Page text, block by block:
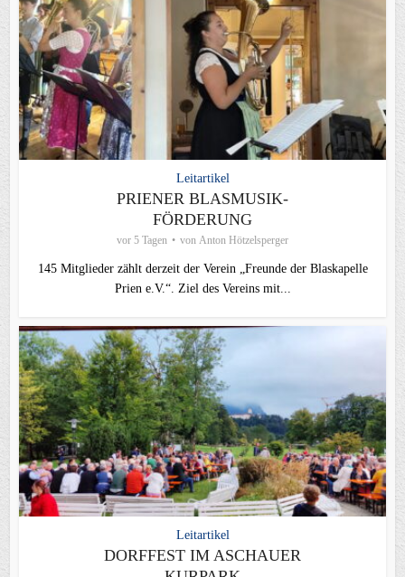
Leitartikel
PRIENER BLASMUSIK-
FÖRDERUNG
vor 5 Tagen von Anton Hötzelsperger
145 Mitglieder zählt derzeit der Verein „Freunde der Blaskapelle
Prien e.V.“. Ziel des Vereins mit...
Leitartikel
DORFFEST IM ASCHAUER